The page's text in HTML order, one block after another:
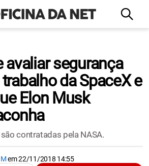
avaliar segurança
da SpaceX e
Elon Musk
contratadas pela NASA.
em22/11/2018 14:55